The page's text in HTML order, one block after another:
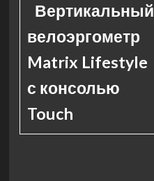
Вертикальный
велоэргометр
Matrix Lifestyle
с консолью
Touch